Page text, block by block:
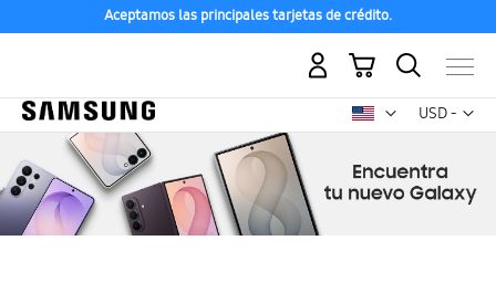
Aceptamos las principales tarjetas de crédito.
USD -
dólar
Mi carrito